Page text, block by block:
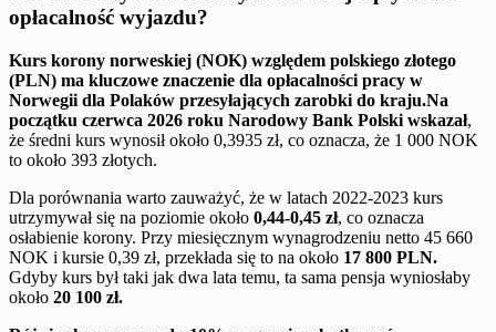
opłacalność wyjazdu?
Kurs korony norweskiej (NOK) względem polskiego złotego
(PLN) ma kluczowe znaczenie dla opłacalności pracy w
Norwegii dla Polaków przesyłających zarobki do kraju.Na
początku czerwca 2026 roku Narodowy Bank Polski wskazał,
że średni kurs wynosił około 0,3935 zł, co oznacza, że 1 000 NOK
to około 393 złotych.
Dla porównania warto zauważyć, że w latach 2022-2023 kurs
utrzymywał się na poziomie około 0,44-0,45 zł, co oznacza
osłabienie korony. Przy miesięcznym wynagrodzeniu netto 45 660
NOK i kursie 0,39 zł, przekłada się to na około 17 800 PLN.
Gdyby kurs był taki jak dwa lata temu, ta sama pensja wyniosłaby
około 20 100 zł.